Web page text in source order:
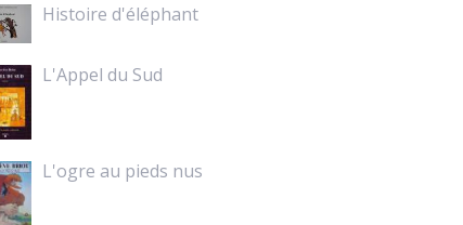
Histoire d'éléphant
L'Appel du Sud
L'ogre au pieds nus